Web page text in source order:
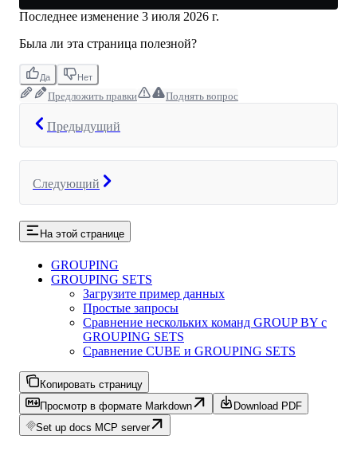
Последнее изменение 3 июля 2026 г.
Была ли эта страница полезной?
Да Нет
Предложить правки Поднять вопрос
Предыдущий
Следующий
На этой странице
GROUPING
GROUPING SETS
Загрузите пример данных
Простые запросы
Сравнение нескольких команд GROUP BY с
GROUPING SETS
Сравнение CUBE и GROUPING SETS
Копировать страницу
Просмотр в формате Markdown
Download PDF
Set up docs MCP server